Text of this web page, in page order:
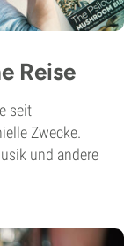
Reise
seit
Zwecke.
und andere